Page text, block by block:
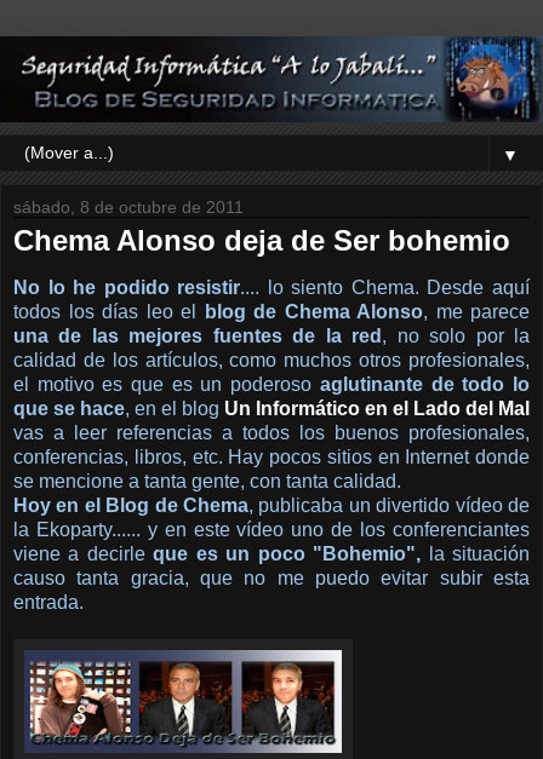
▼
sábado, 8 de octubre de 2011
Chema Alonso deja de Ser bohemio
No lo he podido resistir.... lo siento Chema. Desde aquí
todos los días leo el
blog de Chema Alonso, me parece
una de las mejores fuentes de la red , no solo por la
calidad de los artículos, como muchos otros profesionales,
el motivo es que es un poderoso aglutinante de todo lo
que se hace, en el blog Un Informático en el Lado del Mal
vas a leer referencias a todos los buenos profesionales,
conferencias, libros, etc. Hay pocos sitios en Internet donde
se mencione a tanta gente, con tanta calidad.
Hoy en el Blog de Chema, publicaba un divertido vídeo de
la Ekoparty...... y en este vídeo uno de los conferenciantes
viene a decirleque es un poco "Bohemio", la situación
causo tanta gracia, que no me puedo evitar subir esta
entrada.